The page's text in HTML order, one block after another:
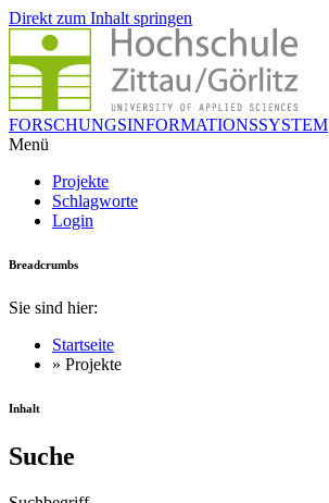
Direkt zum Inhalt springen
FORSCHUNGSINFORMATIONSSYSTEM
Menü
Projekte
Schlagworte
Login
Breadcrumbs
Sie sind hier:
Startseite
» Projekte
Inhalt
Suche